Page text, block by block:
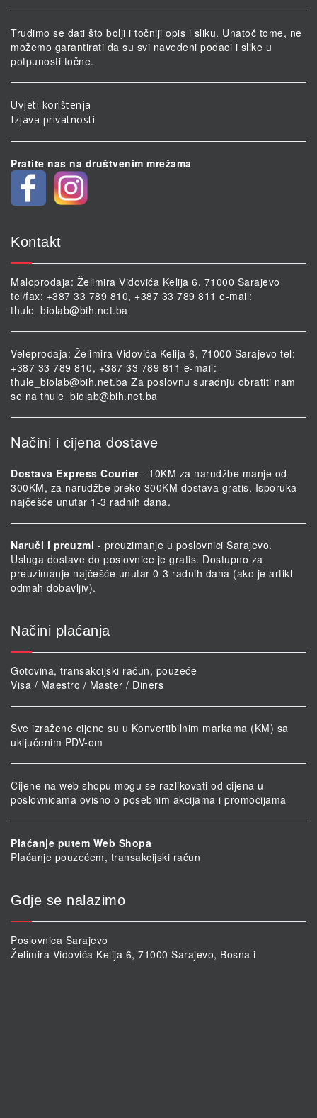
Trudimo se dati što bolji i točniji opis i sliku. Unatoč tome, ne
možemo garantirati da su svi navedeni podaci i slike u
potpunosti točne.
Uvjeti korištenja
Izjava privatnosti
Pratite nas na društvenim mrežama
Kontakt
Maloprodaja: Želimira Vidovića Kelija 6, 71000 Sarajevo
tel/fax: +387 33 789 810, +387 33 789 811 e-mail:
thule_biolab@bih.net.ba
Veleprodaja: Želimira Vidovića Kelija 6, 71000 Sarajevo tel:
+387 33 789 810, +387 33 789 811 e-mail:
thule_biolab@bih.net.ba Za poslovnu suradnju obratiti nam
se na thule_biolab@bih.net.ba
Načini i cijena dostave
Dostava Express Courier- 10KM za narudžbe manje od
300KM, za narudžbe preko 300KM dostava gratis. Isporuka
najčešće unutar 1-3 radnih dana.
Naruči i preuzmi - preuzimanje u poslovnici Sarajevo.
Usluga dostave do poslovnice je gratis. Dostupno za
preuzimanje najčešće unutar 0-3 radnih dana (ako je artikl
odmah dobavljiv).
Načini plaćanja
Gotovina, transakcijski račun, pouzeće
Visa / Maestro / Master / Diners
Sve izražene cijene su u Konvertibilnim markama (KM) sa
uključenim PDV-om
Cijene na web shopu mogu se razlikovati od cijena u
poslovnicama ovisno o posebnim akcijama i promocijama
Plaćanje putem Web Shopa
Plaćanje pouzećem, transakcijski račun
Gdje se nalazimo
Poslovnica Sarajevo
Želimira Vidovića Kelija 6, 71000 Sarajevo, Bosna i